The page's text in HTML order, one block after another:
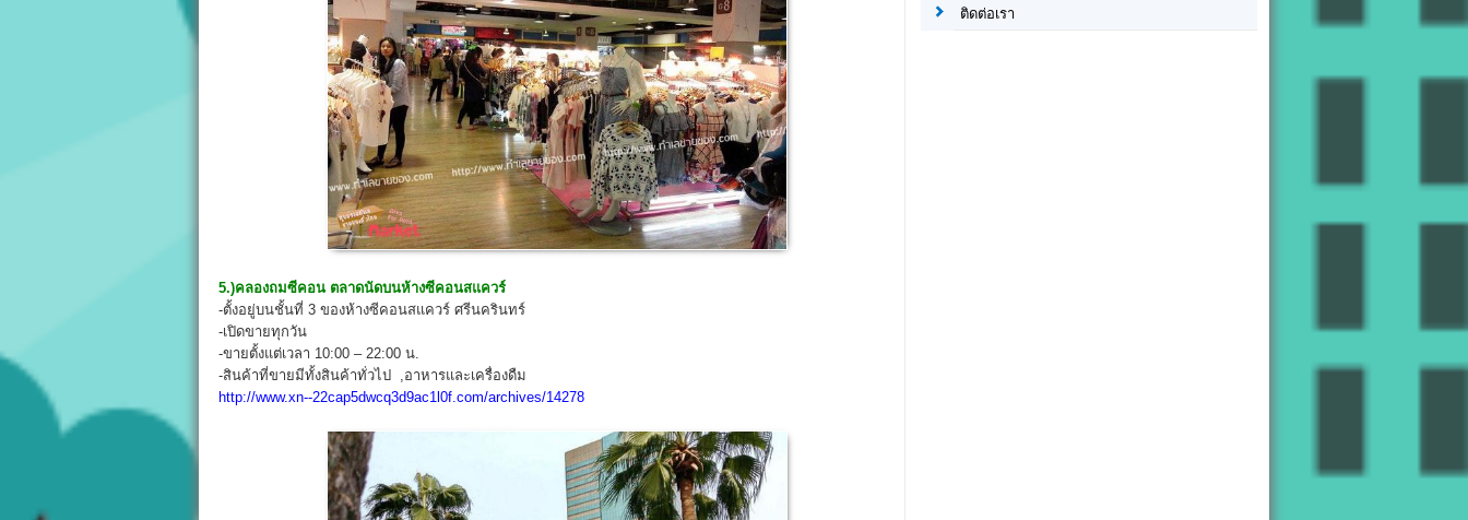
5.)คลองถมซีคอน ตลาดนัดบนห้างซีคอนสแควร์
-ตั้งอยู่บนชั้นที่ 3 ของห้างซีคอนสแควร์ ศรีนครินทร์
-เปิดขายทุกวัน
-ขายตั้งแต่เวลา 10:00 – 22:00 น.
-สินค้าที่ขายมีทั้งสินค้าทั่วไป ,อาหารและเครื่องดืม
http://www.xn--22cap5dwcq3d9ac1l0f.com/archives/14278
ติดต่อเรา